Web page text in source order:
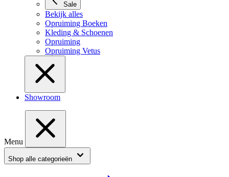
Sale
Bekijk alles
Opruiming Boeken
Kleding & Schoenen
Opruiming
Opruiming Vetus
Showroom
Menu
Shop alle categorieën